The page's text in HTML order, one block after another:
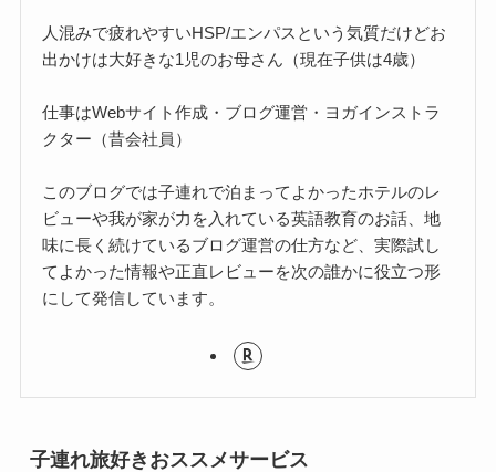
人混みで疲れやすいHSP/エンパスという気質だけどお
出かけは大好きな1児のお母さん（現在子供は4歳）
仕事はWebサイト作成・ブログ運営・ヨガインストラ
クター（昔会社員）
このブログでは子連れで泊まってよかったホテルのレ
ビューや我が家が力を入れている英語教育のお話、地
味に長く続けているブログ運営の仕方など、実際試し
てよかった情報や正直レビューを次の誰かに役立つ形
にして発信しています。
子連れ旅好きおススメサービス